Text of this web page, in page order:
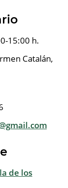
15:00 h.
Catalán,
de los